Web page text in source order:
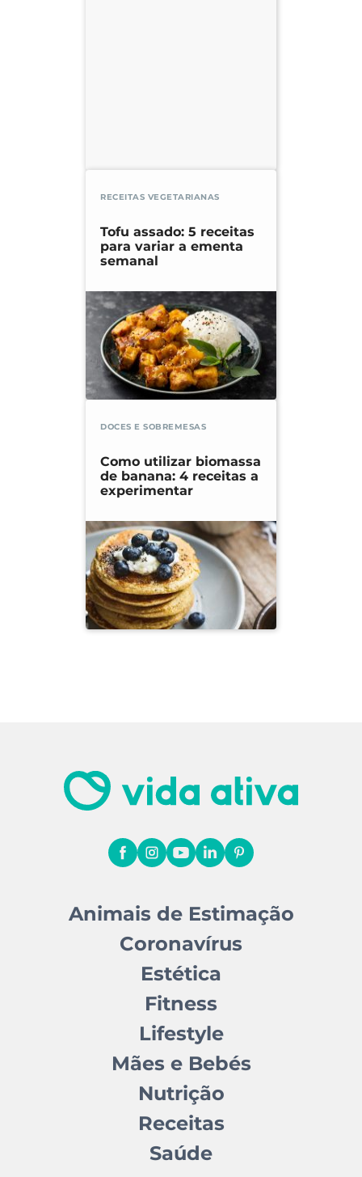
RECEITAS VEGETARIANAS
Tofu assado: 5 receitas
para variar a ementa
semanal
DOCES E SOBREMESAS
Como utilizar biomassa
de banana: 4 receitas a
experimentar
Animais de Estimação
Coronavírus
Estética
Fitness
Lifestyle
Mães e Bebés
Nutrição
Receitas
Saúde